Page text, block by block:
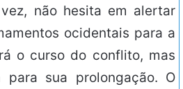
não hesita em alertar
ocidentais para a
o curso do conflito, mas
para sua prolongação. O